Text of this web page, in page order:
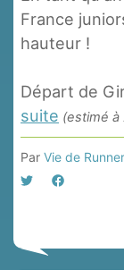
France
hauteur !
Départ de
suite (estimé à
Par Vie de Runner